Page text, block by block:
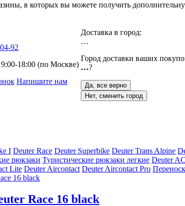
в которых вы можете получить
92
18:00 (по Москве)
Напишите нам
Доставка в город:
…
Город доставки ваших
…?
Да, все верно
Нет, сменить город
I Deuter Race Deuter Superbike Deuter Trans Alpine
рюкзаки Туристические рюкзаки легкие Deuter
Lite Deuter Aircontact Deuter Aircontact Pro
Race 16 black